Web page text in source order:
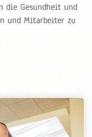
die Gesundheit und
und Mitarbeiter zu